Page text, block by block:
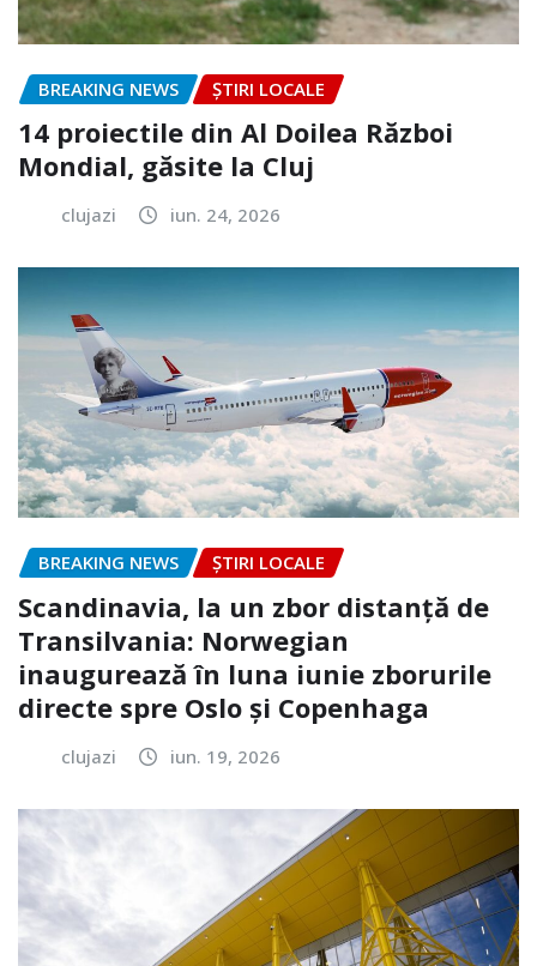
BREAKING NEWS ȘTIRI LOCALE
14 proiectile din Al Doilea Război
Mondial, găsite la Cluj
clujazi iun. 24, 2026
BREAKING NEWS ȘTIRI LOCALE
Scandinavia, la un zbor distanță de
Transilvania: Norwegian
inaugurează în luna iunie zborurile
directe spre Oslo și Copenhaga
clujazi iun. 19, 2026